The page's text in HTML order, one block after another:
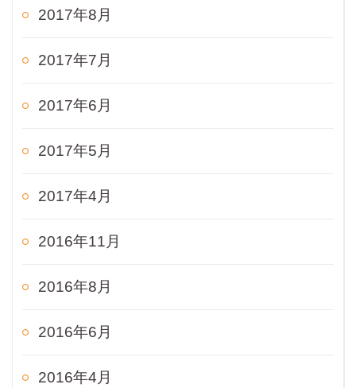
2017年8月
2017年7月
2017年6月
2017年5月
2017年4月
2016年11月
2016年8月
2016年6月
2016年4月